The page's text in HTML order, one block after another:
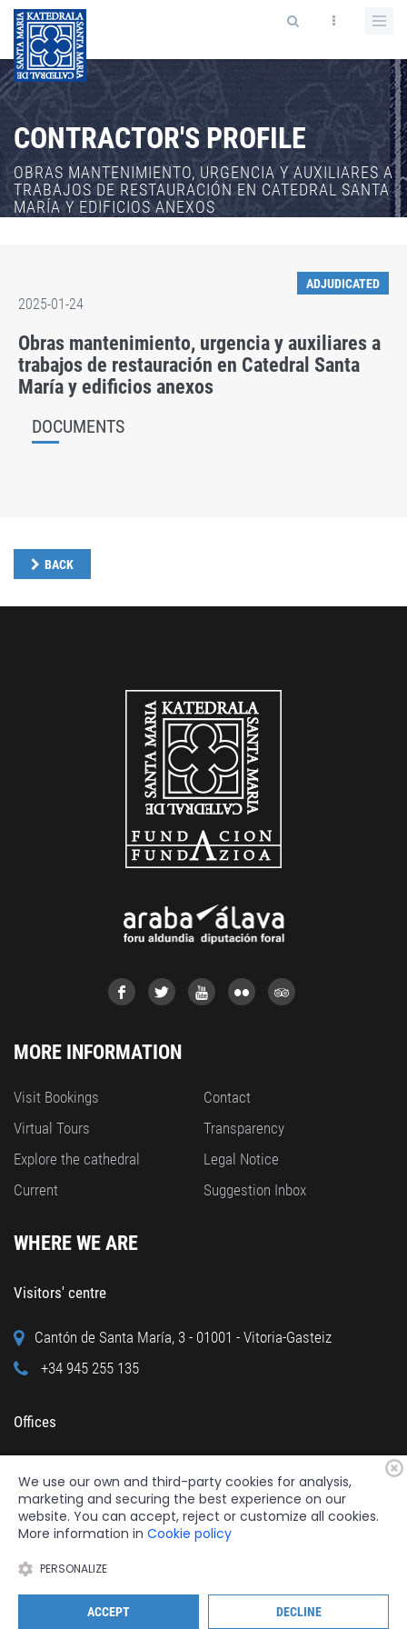
CONTRACTOR'S PROFILE
OBRAS MANTENIMIENTO, URGENCIA Y AUXILIARES A
TRABAJOS DE RESTAURACIÓN EN CATEDRAL SANTA
MARÍA Y EDIFICIOS ANEXOS
ADJUDICATED
2025-01-24
Obras mantenimiento, urgencia y auxiliares a
trabajos de restauración en Catedral Santa
María y edificios anexos
DOCUMENTS
BACK
MORE INFORMATION
Visit Bookings
Virtual Tours
Explore the cathedral
Current
Contact
Transparency
Legal Notice
Suggestion Inbox
WHERE WE ARE
Visitors' centre
Cantón de Santa María, 3 - 01001 - Vitoria-Gasteiz
+34 945 255 135
Offices
+34 945 122 160
2026 © Fundación Catedral Santa María All rights reserved.
We use our own and third-party cookies for analysis,
marketing and securing the best experience on our
website. You can accept, reject or customize all cookies.
More information in Cookie policy
PERSONALIZE
ACCEPT DECLINE